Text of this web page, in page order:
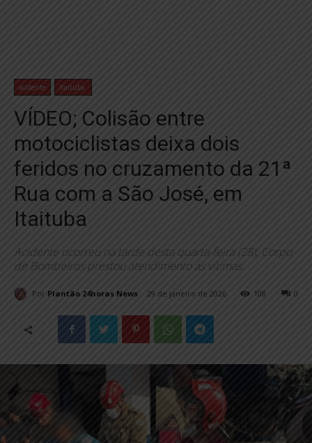
acidente Itaituba
VÍDEO; Colisão entre
motociclistas deixa dois
feridos no cruzamento da 21ª
Rua com a São José, em
Itaituba
Acidente ocorreu na tarde desta quarta-feira (28); Corpo
de Bombeiros prestou atendimento às vítimas.
Por Plantão 24horas News 29 de janeiro de 2026 0
108